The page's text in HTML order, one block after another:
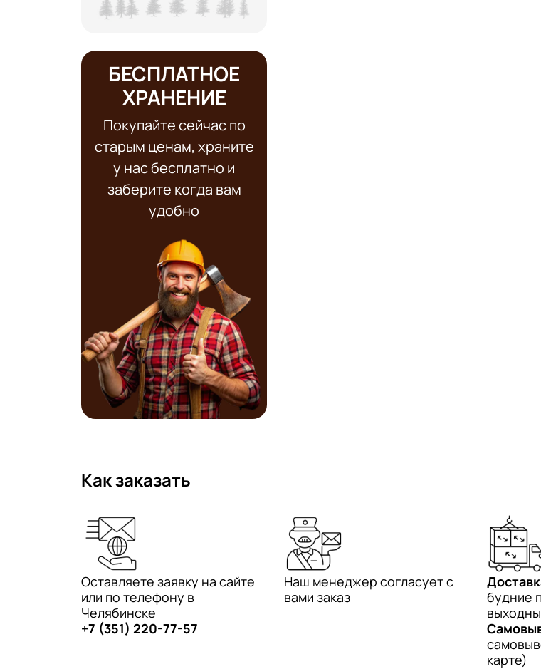
БЕСПЛАТНОЕ
ХРАНЕНИЕ
Покупайте сейчас по
старым ценам, храните
у нас бесплатно и
заберите когда вам
удобно
Как заказать
Оставляете заявку на сайте
или по телефону в
Челябинске
+7 (351) 220-77-57
Наш менеджер согласует с
вами заказ
будние
карте)